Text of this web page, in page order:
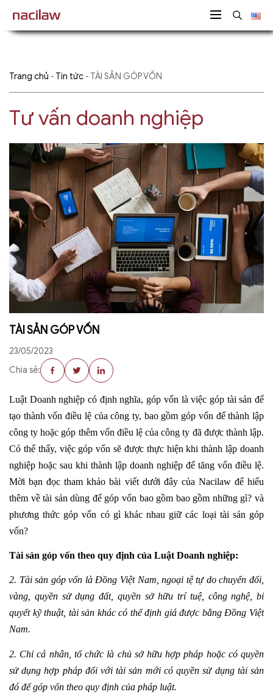
Trang chủ - Tin tức - TÀI SẢN GÓP VỐN
Tư vấn doanh nghiệp
TÀI SẢN GÓP VỐN
23/05/2023
Chia sẻ:
Luật Doanh nghiệp có định nghĩa, góp vốn là việc góp tài sản để
tạo thành vốn điều lệ của công ty, bao gồm góp vốn để thành lập
công ty hoặc góp thêm vốn điều lệ của công ty đã được thành lập.
Có thể thấy, việc góp vốn sẽ được thực hiện khi thành lập doanh
nghiệp hoặc sau khi thành lập doanh nghiệp để tăng vốn điều lệ.
Mời bạn đọc tham khảo bài viết dưới đây của Nacilaw để hiểu
thêm về tài sản dùng để góp vốn bao gồm bao gồm những gì? và
phương thức góp vốn có gì khác nhau giữ các loại tài sản góp
vốn?
Tài sản góp vốn theo quy định của Luật Doanh nghiệp:
2. Tài sản góp vốn là Đồng Việt Nam, ngoại tệ tự do chuyển đổi,
vàng, quyền sử dụng đất, quyền sở hữu trí tuệ, công nghệ, bí
quyết kỹ thuật, tài sản khác có thể định giá được bằng Đồng Việt
Nam.
2. Chỉ cá nhân, tổ chức là chủ sở hữu hợp pháp hoặc có quyền
sử dụng hợp pháp đối với tài sản mới có quyền sử dụng tài sản
đó để góp vốn theo quy định của pháp luật.